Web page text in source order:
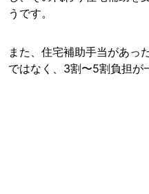
うです。
また、住宅補助手当があっ
ではなく、3割〜5割負担が